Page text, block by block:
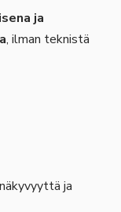
ja
, ilman teknistä
ja